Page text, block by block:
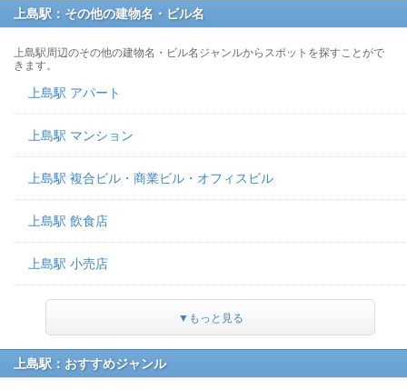
上島駅：その他の建物名・ビル名
上島駅周辺のその他の建物名・ビル名ジャンルからスポットを探すことがで
きます。
上島駅 アパート
上島駅 マンション
上島駅 複合ビル・商業ビル・オフィスビル
上島駅 飲食店
上島駅 小売店
▼もっと見る
上島駅：おすすめジャンル